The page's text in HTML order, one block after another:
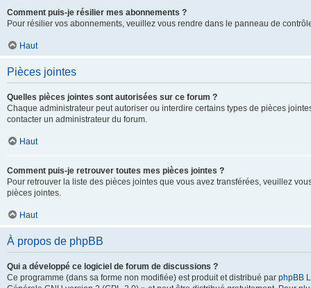
Comment puis-je résilier mes abonnements ?
Pour résilier vos abonnements, veuillez vous rendre dans le panneau de
Haut
Pièces jointes
Quelles pièces jointes sont autorisées sur ce forum ?
Chaque administrateur peut autoriser ou interdire certains types de pièces
contacter un administrateur du forum.
Haut
Comment puis-je retrouver toutes mes pièces jointes ?
Pour retrouver la liste des pièces jointes que vous avez transférées, veuillez
pièces jointes.
Haut
À propos de phpBB
Qui a développé ce logiciel de forum de discussions ?
Ce programme (dans sa forme non modifiée) est produit et distribué par phpBB